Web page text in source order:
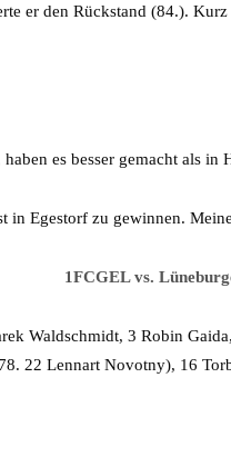
er den Rückstand (84.).
es besser gemacht als
in Egestorf zu gewinnen.
1FCGEL vs.
Waldschmidt, 3 Robin
22 Lennart Novotny), 16